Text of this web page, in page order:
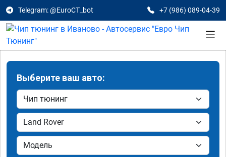
Telegram: @EuroCT_bot +7 (986) 089-04-39
Выберите ваш авто: